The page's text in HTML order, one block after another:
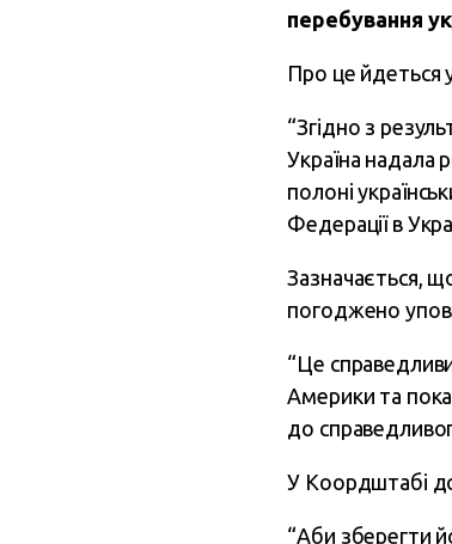
перебування
Про це йдеться
“Згідно з
Україна надала
полоні
Федерації в
Зазначається,
погоджено
“Це
Америки та
до
У Коордштабі
“Аби зберегти